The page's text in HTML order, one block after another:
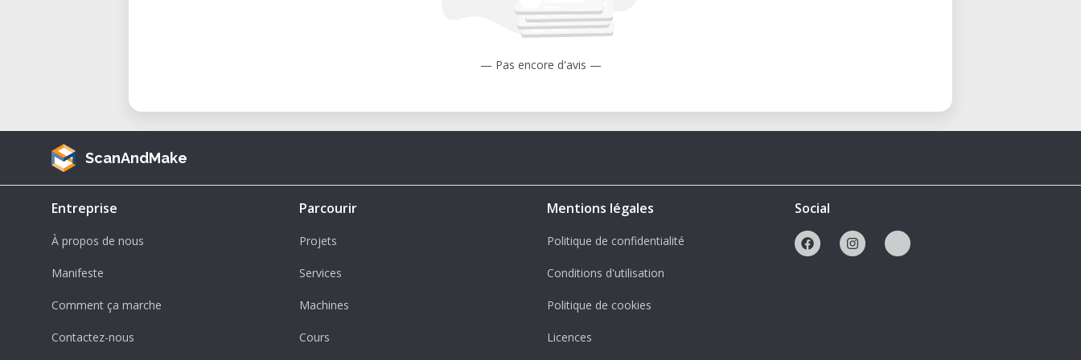
— Pas encore d'avis —
ScanAndMake
Entreprise
À propos de nous
Manifeste
Comment ça marche
Contactez-nous
Parcourir
Projets
Services
Machines
Cours
Mentions légales
Politique de confidentialité
Conditions d'utilisation
Politique de cookies
Licences
Social